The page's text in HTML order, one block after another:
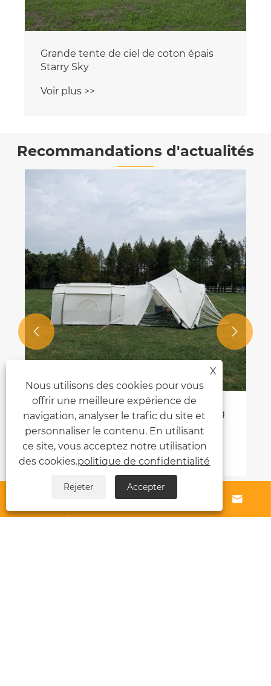
Tente de camping en plein air de
grande capacité
Voir plus >>
Recommandations d'actualités
Méthodes et compétences pour
mettre en place des tentes en cas de
Voir plus >>
 
À propos de nous
 
X
Nous utilisons des cookies pour vous
offrir une meilleure expérience de
navigation, analyser le trafic du site et
personnaliser le contenu. En utilisant
ce site, vous acceptez notre utilisation
des cookies.politique de confidentialité
Rejeter Accepter